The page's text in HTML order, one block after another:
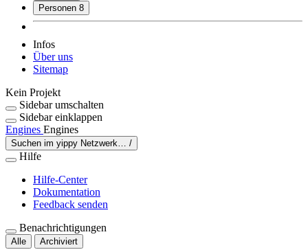
Personen 8
Infos
Über uns
Sitemap
Kein Projekt
Sidebar umschalten
Sidebar einklappen
Engines Engines
Suchen im yippy Netzwerk… /
Hilfe
Hilfe-Center
Dokumentation
Feedback senden
Benachrichtigungen
Alle Archiviert